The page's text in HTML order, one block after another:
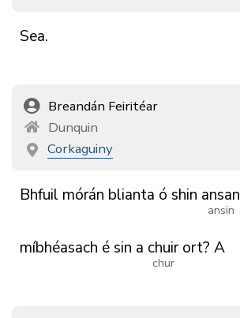
Sea.
Breandán Feiritéar
Dunquin
Corkaguiny
Bhfuil mórán blianta ó shin ansan
ansin
míbhéasach ésin a chuir
chur
ort? A